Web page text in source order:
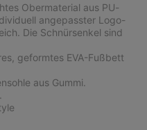
Obermaterial aus PU-
angepasster Logo-
Die Schnürsenkel sind
geformtes EVA-Fußbett
aus Gummi.